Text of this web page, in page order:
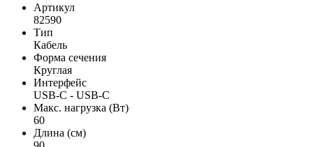
Артикул
82590
Тип
Кабель
Форма сечения
Круглая
Интерфейс
USB-C - USB-C
Макс. нагрузка (Вт)
60
Длина (см)